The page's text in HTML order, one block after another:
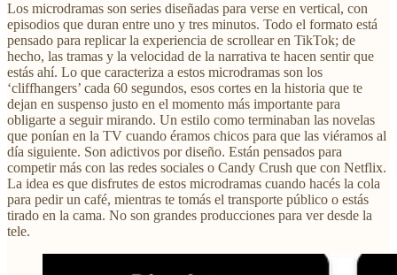
Los microdramas son series diseñadas para verse en vertical, con
episodios que duran entre uno y tres minutos. Todo el formato está
pensado para replicar la experiencia de scrollear en TikTok; de
hecho, las tramas y la velocidad de la narrativa te hacen sentir que
estás ahí. Lo que caracteriza a estos microdramas son los
‘cliffhangers’ cada 60 segundos, esos cortes en la historia que te
dejan en suspenso justo en el momento más importante para
obligarte a seguir mirando. Un estilo como terminaban las novelas
que ponían en la TV cuando éramos chicos para que las viéramos al
día siguiente. Son adictivos por diseño. Están pensados para
competir más con las redes sociales o Candy Crush que con Netflix.
La idea es que disfrutes de estos microdramas cuando hacés la cola
para pedir un café, mientras te tomás el transporte público o estás
tirado en la cama. No son grandes producciones para ver desde la
tele.